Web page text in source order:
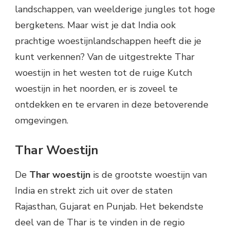
landschappen, van weelderige jungles tot hoge
bergketens. Maar wist je dat India ook
prachtige woestijnlandschappen heeft die je
kunt verkennen? Van de uitgestrekte Thar
woestijn in het westen tot de ruige Kutch
woestijn in het noorden, er is zoveel te
ontdekken en te ervaren in deze betoverende
omgevingen.
Thar Woestijn
De Thar woestijn is de grootste woestijn van
India en strekt zich uit over de staten
Rajasthan, Gujarat en Punjab. Het bekendste
deel van de Thar is te vinden in de regio